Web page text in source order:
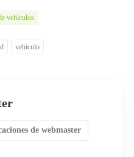
vehículos
vehículo
de webmaster